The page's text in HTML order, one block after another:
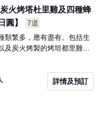
火烤塔杜里雞及四種蜂
圓】
7道
類繁多，應有盡有。包括生
及炭火烤製的烤坦都里雞
別受歡迎的咖哩和蜂蜜起司
的光臨！
詳情及預訂